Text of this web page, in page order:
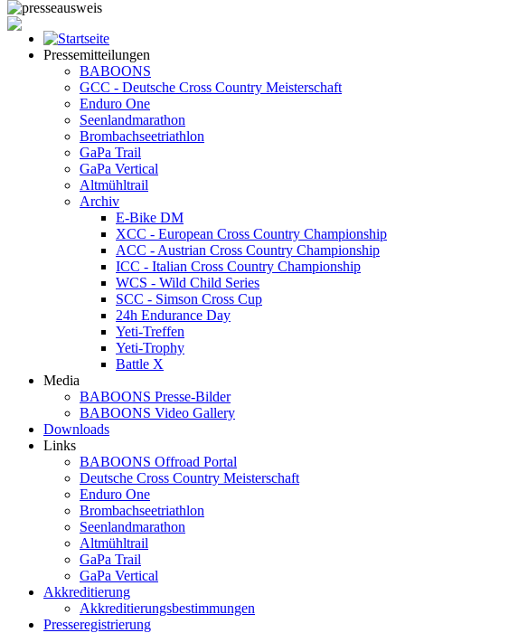
Pressemitteilungen
BABOONS
GCC - Deutsche Cross Country Meisterschaft
Enduro One
Seenlandmarathon
Brombachseetriathlon
GaPa Trail
GaPa Vertical
Altmühltrail
Archiv
E-Bike DM
XCC - European Cross Country Championship
ACC - Austrian Cross Country Championship
ICC - Italian Cross Country Championship
WCS - Wild Child Series
SCC - Simson Cross Cup
24h Endurance Day
Yeti-Treffen
Yeti-Trophy
Battle X
Media
BABOONS Presse-Bilder
BABOONS Video Gallery
Downloads
Links
BABOONS Offroad Portal
Deutsche Cross Country Meisterschaft
Enduro One
Brombachseetriathlon
Seenlandmarathon
Altmühltrail
GaPa Trail
GaPa Vertical
Akkreditierung
Akkreditierungsbestimmungen
Presseregistrierung